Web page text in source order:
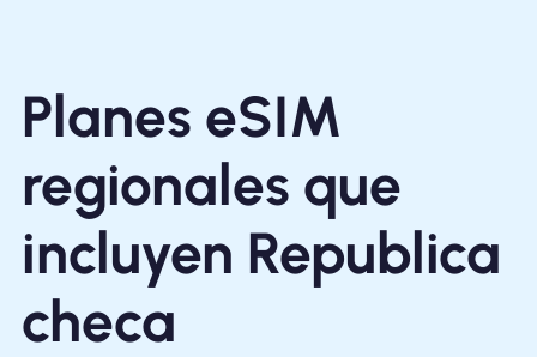
Planes eSIM
regionales que
incluyen Republica
checa